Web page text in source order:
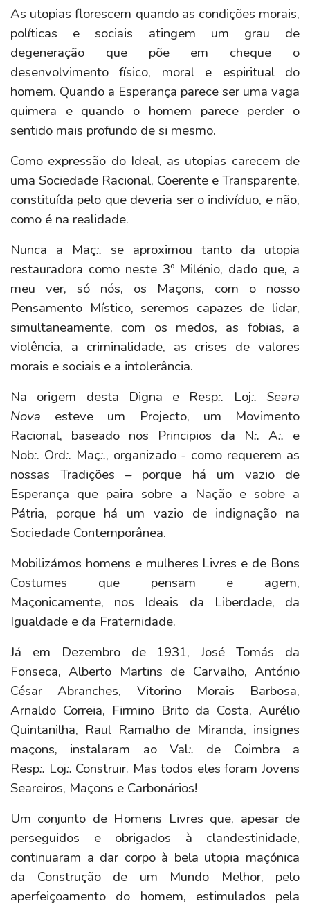
As utopias florescem quando as condições morais,
políticas e sociais atingem um grau de
degeneração que põe em cheque o
desenvolvimento físico, moral e espiritual do
homem. Quando a Esperança parece ser uma vaga
quimera e quando o homem parece perder o
sentido mais profundo de si mesmo.
Como expressão do Ideal, as utopias carecem de
uma Sociedade Racional, Coerente e Transparente,
constituída pelo que deveria ser o indivíduo, e não,
como é na realidade.
Nunca a Maç:. se aproximou tanto da utopia
restauradora como neste 3º Milénio, dado que, a
meu ver, só nós, os Maçons, com o nosso
Pensamento Místico, seremos capazes de lidar,
simultaneamente, com os medos, as fobias, a
violência, a criminalidade, as crises de valores
morais e sociais e a intolerância.
Na origem desta Digna e Resp:. Loj:. Seara
Nova esteve um Projecto, um Movimento
Racional, baseado nos Principios da N:. A:. e
Nob:. Ord:. Maç:., organizado - como requerem as
nossas Tradições – porque há um vazio de
Esperança que paira sobre a Nação e sobre a
Pátria, porque há um vazio de indignação na
Sociedade Contemporânea.
Mobilizámos homens e mulheres Livres e de Bons
Costumes que pensam e agem,
Maçonicamente, nos Ideais da Liberdade, da
Igualdade e da Fraternidade.
Já em Dezembro de 1931, José Tomás da
Fonseca, Alberto Martins de Carvalho, António
César Abranches, Vitorino Morais Barbosa,
Arnaldo Correia, Firmino Brito da Costa, Aurélio
Quintanilha, Raul Ramalho de Miranda, insignes
maçons, instalaram ao Val:. de Coimbra a
Resp:. Loj:. Construir. Mas todos eles foram Jovens
Seareiros, Maçons e Carbonários!
Um conjunto de Homens Livres que, apesar de
perseguidos e obrigados à clandestinidade,
continuaram a dar corpo à bela utopia maçónica
da Construção de um Mundo Melhor, pelo
aperfeiçoamento do homem, estimulados pela